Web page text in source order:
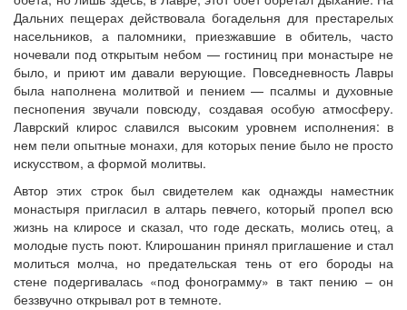
Дальних пещерах действовала богадельня для престарелых
насельников, а паломники, приезжавшие в обитель, часто
ночевали под открытым небом — гостиниц при монастыре не
было, и приют им давали верующие. Повседневность Лавры
была наполнена молитвой и пением — псалмы и духовные
песнопения звучали повсюду, создавая особую атмосферу.
Лаврский клирос славился высоким уровнем исполнения: в
нем пели опытные монахи, для которых пение было не просто
искусством, а формой молитвы.
Автор этих строк был свидетелем как однажды наместник
монастыря пригласил в алтарь певчего, который пропел всю
жизнь на клиросе и сказал, что годе дескать, молись отец, а
молодые пусть поют. Клирошанин принял приглашение и стал
молиться молча, но предательская тень от его бороды на
стене подергивалась «под фонограмму» в такт пению – он
беззвучно открывал рот в темноте.